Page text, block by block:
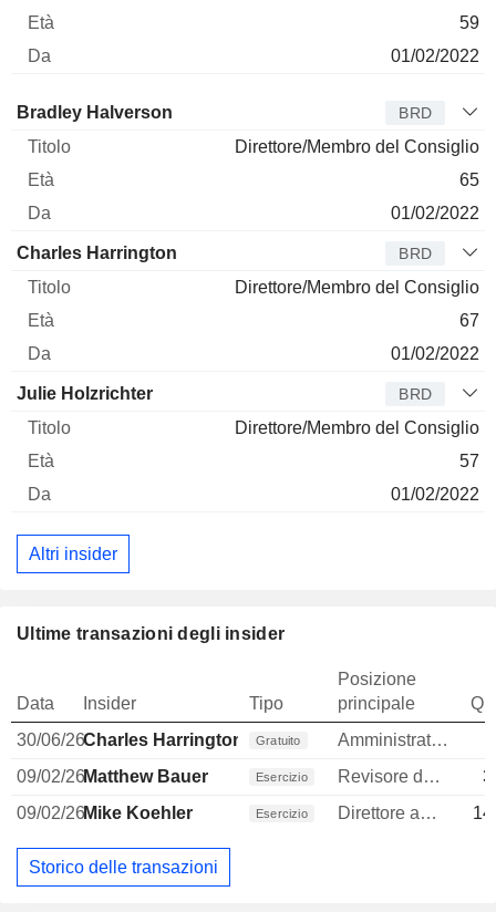
59
01/02/2022
Amministratore Titolo
Bradley Halverson BRD
Direttore/Membro del Consiglio
65
01/02/2022
Charles Harrington BRD
Direttore/Membro del Consiglio
67
01/02/2022
Julie Holzrichter BRD
Direttore/Membro del Consiglio
57
01/02/2022
Altri insider
Ultime transazioni degli insider
Data Insider Tipo
Posizione
principale
30/06/26Charles Harrington Gratuito
Amministratore
09/02/26Matthew Bauer Esercizio Revisore dei conti / collegio sindacale
09/02/26Mike Koehler Esercizio Direttore amministrativo (CAO)
Storico delle transazioni